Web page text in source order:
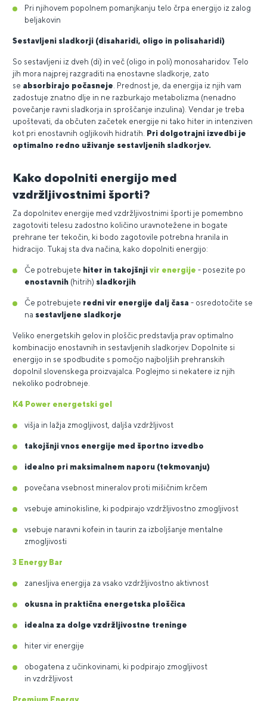
Pri njihovem popolnem pomanjkanju telo črpa energijo iz zalog
beljakovin
Sestavljeni sladkorji (disaharidi, oligo in polisaharidi)
So sestavljeni iz dveh (di) in več (oligo in poli) monosaharidov. Telo
jih mora najprej razgraditi na enostavne sladkorje, zato
se absorbirajo počasneje . Prednost je, da energija iz njih vam
zadostuje znatno dlje in ne razburkajo metabolizma (nenadno
povečanje ravni sladkorja in sproščanje inzulina). Vendar je treba
upoštevati, da občuten začetek energije ni tako hiter in intenziven
kot pri enostavnih ogljikovih hidratih.
Pri dolgotrajni izvedbi je
optimalno redno uživanje sestavljenih sladkorjev.
Kako dopolniti energijo med
vzdržljivostnimi športi?
Za dopolnitev energije med vzdržljivostnimi športi je pomembno
zagotoviti telesu zadostno količino uravnotežene in bogate
prehrane ter tekočin, ki bodo zagotovile potrebna hranila in
hidracijo. Tukaj sta dva načina, kako dopolniti energijo:
Če potrebujete hiter in takojšnji vir energije - posezite po
enostavnih (hitrih) sladkorjih
Če potrebujete redni vir energije dalj časa - osredotočite se
na sestavljene sladkorje
Veliko energetskih gelov in ploščic predstavlja prav optimalno
kombinacijo enostavnih in sestavljenih sladkorjev. Dopolnite si
energijo in se spodbudite s pomočjo najboljših prehranskih
dopolnil slovenskega proizvajalca. Poglejmo si nekatere iz njih
nekoliko podrobneje.
K4 Power energetski gel
višja in lažja zmogljivost, daljša vzdržljivost
takojšnji vnos energije med športno izvedbo
idealno pri maksimalnem naporu (tekmovanju)
povečana vsebnost mineralov proti mišičnim krčem
vsebuje aminokisline, ki podpirajo vzdržljivostno zmogljivost
vsebuje naravni kofein in taurin za izboljšanje mentalne
zmogljivosti
3 Energy Bar
zanesljiva energija za vsako vzdržljivostno aktivnost
okusna in praktična energetska ploščica
idealna za dolge vzdržljivostne treninge
hiter vir energije
obogatena z učinkovinami, ki podpirajo zmogljivost
in vzdržljivost